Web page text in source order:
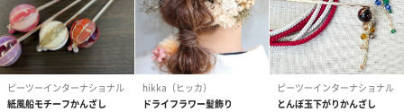
商品を桐箱にお入れしてお届けいたします。（+770円）